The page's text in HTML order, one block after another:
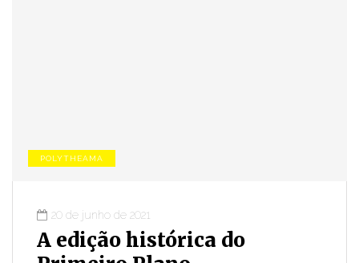
POLYTHEAMA
20 de junho de 2021
A edição histórica do